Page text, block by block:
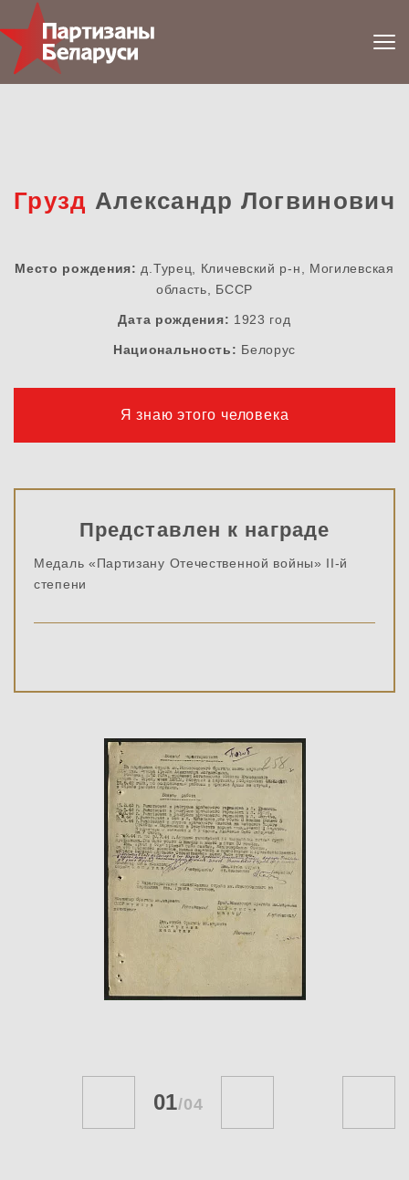
Грузд Александр Логвинович
Место рождения: д.Турец, Кличевский р-н, Могилевская
область, БССР
Дата рождения: 1923 год
Национальность: Белорус
Я знаю этого человека
Представлен к награде
Медаль «Партизану Отечественной войны» II-й
степени
01/04